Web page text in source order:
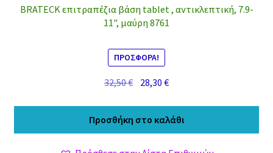
BRATECK επιτραπέζια βάση tablet , αντικλεπτική, 7.9-
11", μαύρη 8761
ΠΡΟΣΦΟΡΆ!
32,50€ Original
28,30€Η
τιμή
Προσθήκη στο καλάθι